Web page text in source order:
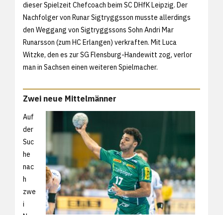
dieser Spielzeit Chefcoach beim SC DHfK Leipzig. Der
Nachfolger von Runar Sigtryggsson musste allerdings
den Weggang von Sigtryggssons Sohn Andri Mar
Runarsson (zum HC Erlangen) verkraften. Mit Luca
Witzke, den es zur SG Flensburg-Handewitt zog, verlor
man in Sachsen einen weiteren Spielmacher.
Zwei neue Mittelmänner
Auf
der
Suc
he
nac
h
zwe
i